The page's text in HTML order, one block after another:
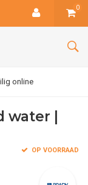
0
online
|
OP VOORRAAD